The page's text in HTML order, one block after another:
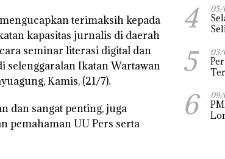
terimaksih kepada
kapasitas jurnalis di daerah
seminar literasi digital dan
selenggaralan Ikatan Wartawan
Kamis, (21/7).
dan sangat penting, juga
pemahaman UU Pers serta
4 05/
5 03/
6 09/